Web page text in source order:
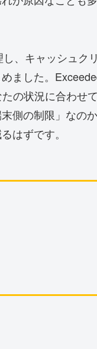
、キャッシュク
ました。
の状況に合わせ
側の制限」なの
はずです。